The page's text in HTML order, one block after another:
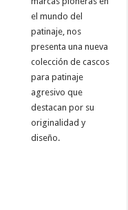
el mundo del
patinaje, nos
presenta una nueva
colección de cascos
para patinaje
agresivo que
destacan por su
originalidad y
diseño.